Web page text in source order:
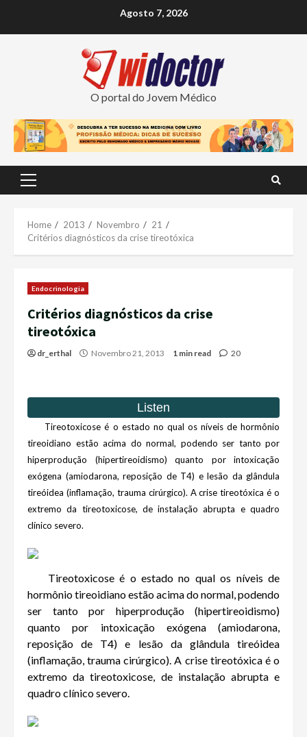
Agosto 7, 2026
O portal do Jovem Médico
Primary
Home 2013 Novembro
21
Critérios diagnósticos da crise tireotóxica
Endocrinologia
Critérios diagnósticos da crise
tireotóxica
dr_erthal Novembro 21, 2013 1 min read 20
Tireotoxicose é o estado no qual os níveis de hormônio
tireoidiano estão acima do normal, podendo ser tanto por
hiperprodução (hipertireoidismo) quanto por intoxicação
exógena (amiodarona, reposição de T4) e lesão da glândula
tireóidea (inflamação, trauma cirúrgico). A crise tireotóxica é o
extremo da tireotoxicose, de instalação abrupta e quadro
clínico severo.
Tireotoxicose é o estado no qual os níveis de
hormônio tireoidiano estão acima do normal, podendo
ser tanto por hiperprodução (hipertireoidismo)
quanto por intoxicação exógena (amiodarona,
reposição de T4) e lesão da glândula tireóidea
(inflamação, trauma cirúrgico). A crise tireotóxica é o
extremo da tireotoxicose, de instalação abrupta e
quadro clínico severo.